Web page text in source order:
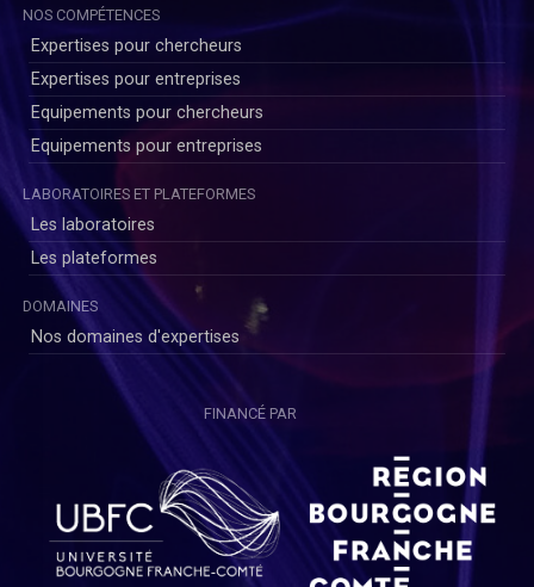
NOS COMPÉTENCES
Expertises pour chercheurs
Expertises pour entreprises
Equipements pour chercheurs
Equipements pour entreprises
LABORATOIRES ET PLATEFORMES
Les laboratoires
Les plateformes
DOMAINES
Nos domaines d'expertises
FINANCÉ PAR